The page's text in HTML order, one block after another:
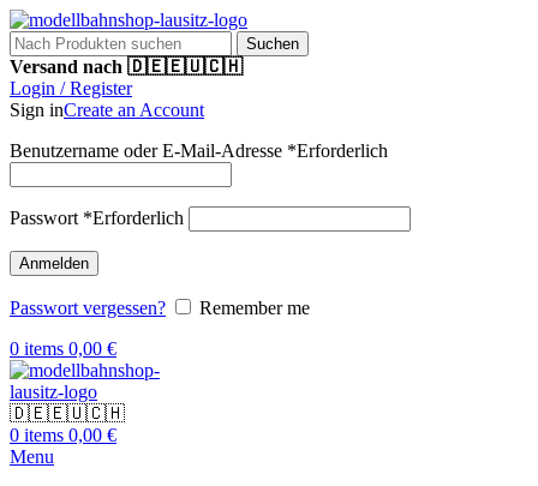
Suchen
Versand nach 🇩🇪🇪🇺🇨🇭
Login / Register
Sign inCreate an Account
Benutzername oder E-Mail-Adresse *Erforderlich
Passwort *Erforderlich
Anmelden
Passwort vergessen?
Remember me
0 items 0,00 €
🇩🇪🇪🇺🇨🇭
0 items 0,00 €
Menu